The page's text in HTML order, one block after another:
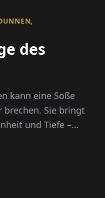
des
kann eine Soße
brechen. Sie bringt
und Tiefe –